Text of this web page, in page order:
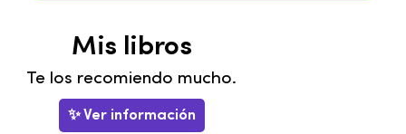
Mis libros
Te los recomiendo mucho.
✨ Ver información